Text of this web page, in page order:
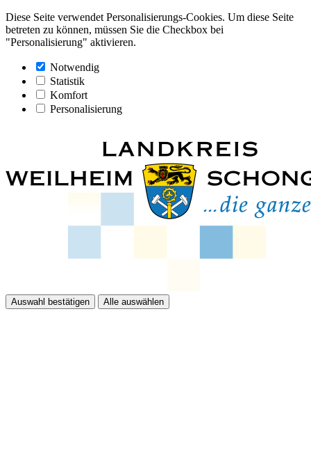
Diese Seite verwendet Personalisierungs-Cookies. Um diese Seite
betreten zu können, müssen Sie die Checkbox bei
"Personalisierung" aktivieren.
Notwendig
Statistik
Komfort
Personalisierung
Auswahl bestätigen Alle auswählen